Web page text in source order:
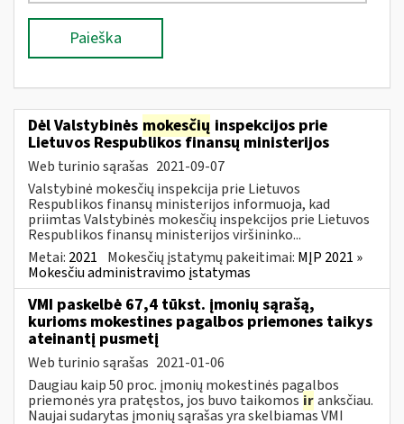
Paieška
Dėl Valstybinės mokesčių inspekcijos prie
Lietuvos Respublikos finansų ministerijos
Web turinio sąrašas 2021-09-07
Valstybinė mokesčių inspekcija prie Lietuvos
Respublikos finansų ministerijos informuoja, kad
priimtas Valstybinės mokesčių inspekcijos prie Lietuvos
Respublikos finansų ministerijos viršininko...
Metai: 2021 Mokesčių įstatymų pakeitimai: MĮP 2021 »
Mokesčiu administravimo įstatymas
VMI paskelbė 67,4 tūkst. įmonių sąrašą,
kurioms mokestines pagalbos priemones taikys
ateinantį pusmetį
Web turinio sąrašas 2021-01-06
Daugiau kaip 50 proc. įmonių mokestinės pagalbos
priemonės yra pratęstos, jos buvo taikomos iranksčiau.
Naujai sudarytas įmonių sąrašas yra skelbiamas VMI